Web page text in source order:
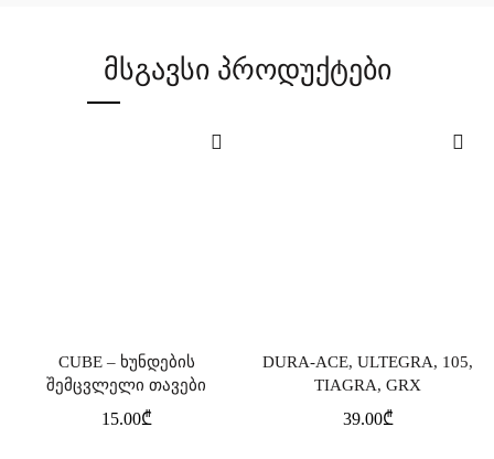
ᲛᲡᲒᲐᲕᲡᲘ ᲞᲠᲝᲓᲣᲥᲢᲔᲑᲘ
ᲙᲐᲚᲐᲗᲐᲨᲘ ᲓᲐᲛᲐᲢᲔᲑᲐ
CUBE – ხუნდების
შემცვლელი თავები
15.00₾
ᲙᲐᲚᲐᲗᲐᲨᲘ ᲓᲐᲛᲐᲢᲔᲑᲐ
DURA-ACE, ULTEGRA, 105,
TIAGRA, GRX
39.00₾